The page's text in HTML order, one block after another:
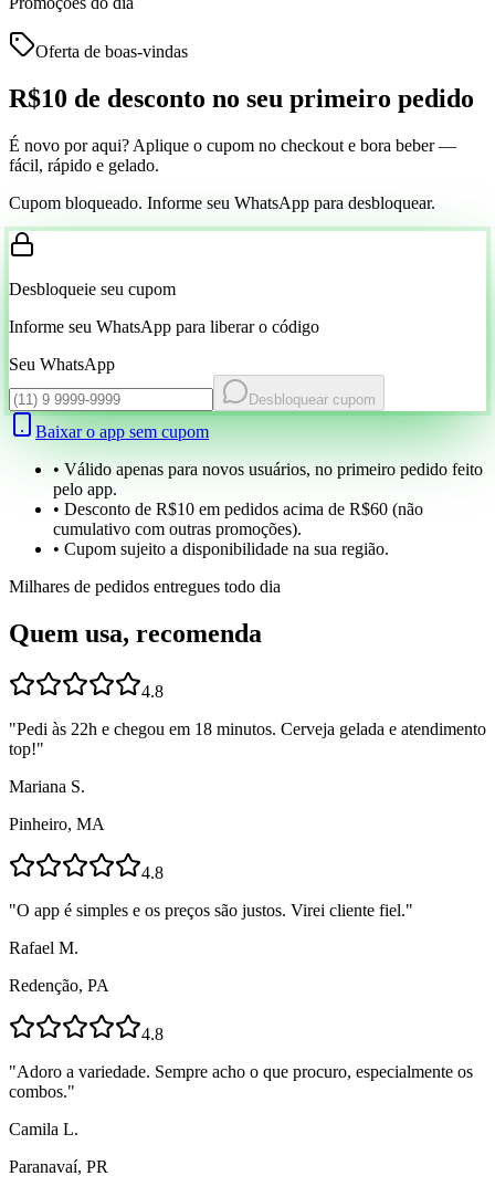
Oferta de boas-vindas
R$10 de desconto no seu primeiro pedido
É novo por aqui? Aplique o cupom no checkout e bora beber —
fácil, rápido e gelado.
Cupom bloqueado. Informe seu WhatsApp para desbloquear.
Desbloqueie seu cupom
Informe seu WhatsApp para liberar o código
Seu WhatsApp
Desbloquear cupom
Baixar o app sem cupom
• Válido apenas para novos usuários, no primeiro pedido feito
pelo app.
• Desconto de R$10 em pedidos acima de R$60 (não
cumulativo com outras promoções).
• Cupom sujeito a disponibilidade na sua região.
Milhares de pedidos entregues todo dia
Quem usa, recomenda
4.8
"Pedi às 22h e chegou em 18 minutos. Cerveja gelada e atendimento
top!"
Mariana S.
Pinheiro, MA
4.8
"O app é simples e os preços são justos. Virei cliente fiel."
Rafael M.
Redenção, PA
4.8
"Adoro a variedade. Sempre acho o que procuro, especialmente os
combos."
Camila L.
Paranavaí, PR